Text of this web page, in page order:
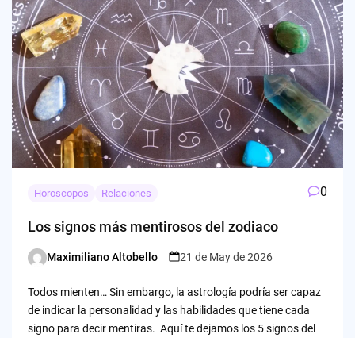
Horoscopos Relaciones 0
Los signos más mentirosos del zodiaco
Posted
Maximiliano Altobello 21 de May de 2026
Todos mienten… Sin embargo, la astrología podría ser capaz
de indicar la personalidad y las habilidades que tiene cada
signo para decir mentiras. Aquí te dejamos los 5 signos del